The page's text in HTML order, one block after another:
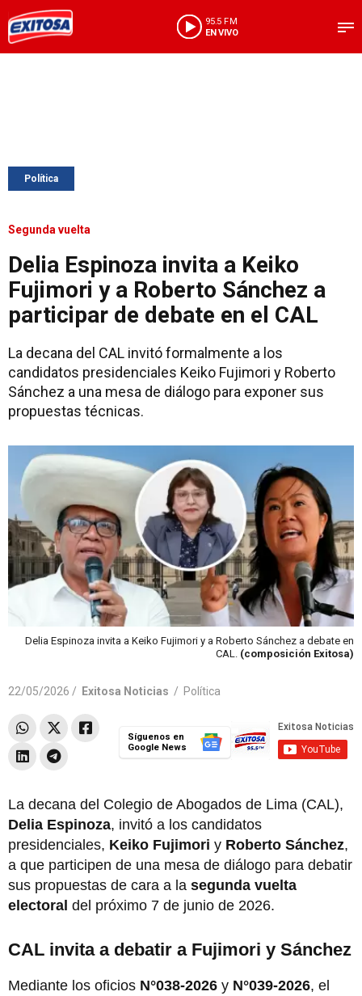
95.5 FM
EN VIVO
Política
Segunda vuelta
Delia Espinoza invita a Keiko
Fujimori y a Roberto Sánchez a
participar de debate en el CAL
La decana del CAL invitó formalmente a los
candidatos presidenciales Keiko Fujimori y Roberto
Sánchez a una mesa de diálogo para exponer sus
propuestas técnicas.
Delia Espinoza invita a Keiko Fujimori y a Roberto Sánchez a debate en
CAL. (composición Exitosa)
22/05/2026 / Exitosa Noticias / Política
Síguenos en
Google News
La decana del Colegio de Abogados de Lima (CAL),
Delia Espinoza, invitó a los candidatos
presidenciales, Keiko Fujimori y Roberto Sánchez,
a que participen de una mesa de diálogo para debatir
sus propuestas de cara a la segunda vuelta
electoral del próximo 7 de junio de 2026.
CAL invita a debatir a Fujimori y Sánchez
Mediante los oficios N°038-2026 y N°039-2026, el